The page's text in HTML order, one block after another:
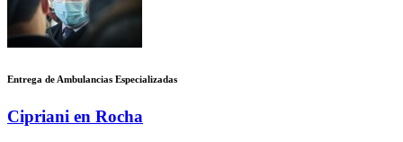
Entrega de Ambulancias Especializadas
Cipriani en Rocha